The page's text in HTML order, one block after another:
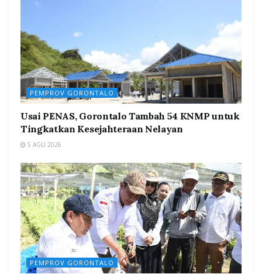
PEMPROV GORONTALO
Usai PENAS, Gorontalo Tambah 54 KNMP untuk
Tingkatkan Kesejahteraan Nelayan
5 AGU 2026
PEMPROV GORONTALO